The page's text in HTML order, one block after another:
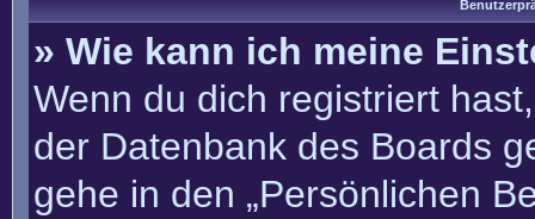
» Wie kann ich meine
Wenn du dich registriert
der Datenbank des Boards
gehe in den „Persönlichen